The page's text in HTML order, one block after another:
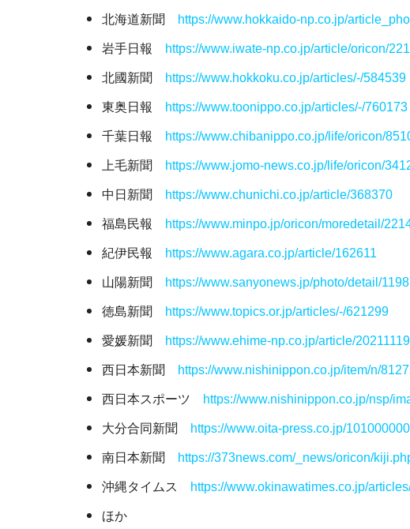
北海道新聞 https://www.hokkaido-np.co.jp/
岩手日報 https://www.iwate-np.co.jp/article/oricon/
北國新聞 https://www.hokkoku.co.jp/articles/-/584539
東奥日報 https://www.toonippo.co.jp/articles/-/760173
千葉日報 https://www.chibanippo.co.jp/life/oricon/
上毛新聞 https://www.jomo-news.co.jp/life/oricon/
中日新聞 https://www.chunichi.co.jp/article/368370
福島民報 https://www.minpo.jp/oricon/moredetail/
紀伊民報 https://www.agara.co.jp/article/162611
山陽新聞 https://www.sanyonews.jp/photo/detail/
徳島新聞 https://www.topics.or.jp/articles/-/621299
愛媛新聞 https://www.ehime-np.co.jp/article/
西日本新聞 https://www.nishinippon.co.jp/item/n/
西日本スポーツ https://www.nishinippon.co.jp/nsp/
大分合同新聞 https://www.oita-press.co.jp/
南日本新聞 https://373news.com/_news/oricon/
沖縄タイムス https://www.okinawatimes.co.jp/
ほか